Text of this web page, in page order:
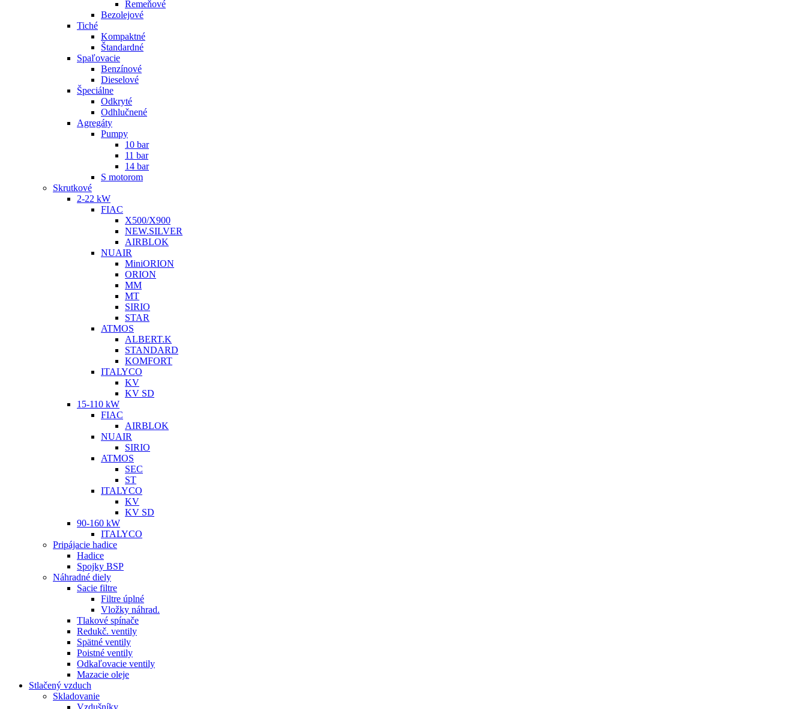
Remeňové
Bezolejové
Tiché
Kompaktné
Štandardné
Spaľovacie
Benzínové
Dieselové
Špeciálne
Odkryté
Odhlučnené
Agregáty
Pumpy
10 bar
11 bar
14 bar
S motorom
Skrutkové
2-22 kW
FIAC
X500/X900
NEW.SILVER
AIRBLOK
NUAIR
MiniORION
ORION
MM
MT
SIRIO
STAR
ATMOS
ALBERT.K
STANDARD
KOMFORT
ITALYCO
KV
KV SD
15-110 kW
FIAC
AIRBLOK
NUAIR
SIRIO
ATMOS
SEC
ST
ITALYCO
KV
KV SD
90-160 kW
ITALYCO
Pripájacie hadice
Hadice
Spojky BSP
Náhradné diely
Sacie filtre
Filtre úplné
Vložky náhrad.
Tlakové spínače
Redukč. ventily
Spätné ventily
Poistné ventily
Odkaľovacie ventily
Mazacie oleje
Stlačený vzduch
Skladovanie
Vzdušníky